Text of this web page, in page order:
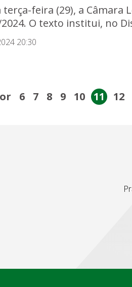
terça-feira (29), a Câmara
O texto institui, no
20:30
6 7 8 9 10 11 12